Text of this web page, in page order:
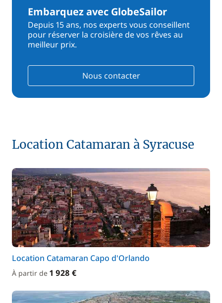
Embarquez avec GlobeSailor
Depuis 15 ans, nos experts vous conseillent
pour réserver la croisière de vos rêves au
meilleur prix.
Nous contacter
Location Catamaran à Syracuse
Location Catamaran Capo d'Orlando
À partir de 1 928 €